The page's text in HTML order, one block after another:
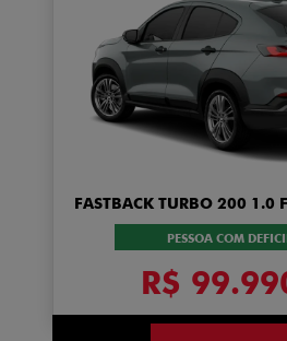
FASTBACK TURBO 200 1.0
PESSOA COM
R$